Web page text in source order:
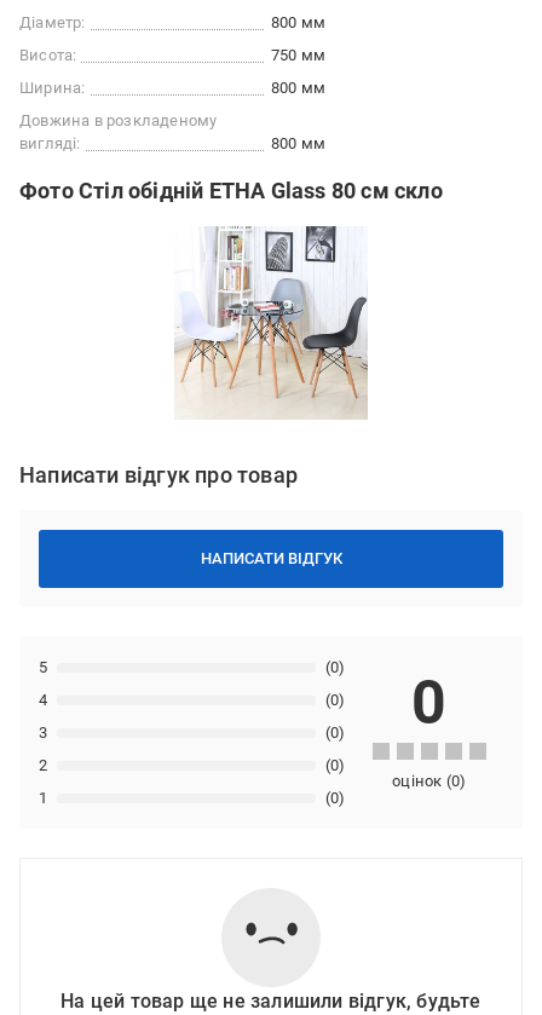
Діаметр:
800 мм
Висота:
750 мм
Ширина:
800 мм
Довжина в розкладеному
вигляді:
800 мм
Фото Стіл обідній ЕТНА Glass 80 см скло
Написати відгук про товар
НАПИСАТИ ВІДГУК
1 (0)
2 (0)
3 (0)
4 (0)
5 (0)
0
оцінок (0)
На цей товар ще не залишили відгук, будьте